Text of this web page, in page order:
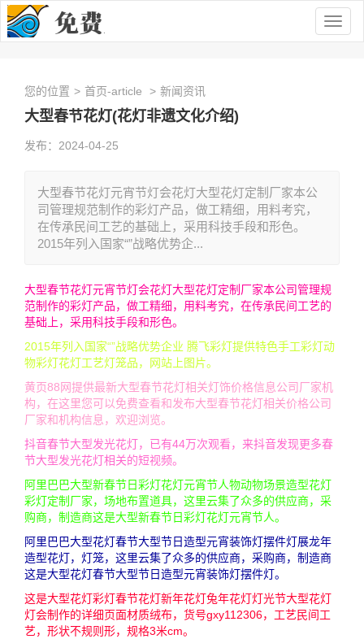
您的位置 > 首页-article > 新闻资讯
大型春节花灯(花灯非遗文化介绍)
发布：2024-04-25
大型春节花灯元宵节灯会花灯大型花灯定制厂家本公
司管理规范制作的彩灯产品，做工精细，用料考究，
在传承民间工艺的基础上，采用科技手段和形色。
2015年列入国家“”战略优势企...
大型春节花灯元宵节灯会花灯大型花灯定制厂家本公司管理规
范制作的彩灯产品，做工精细，用料考究，在传承民间工艺的
基础上，采用科技手段和形色。
2015年列入国家“”战略优势企业 腾飞彩灯提供特色手工彩灯动
物彩灯花灯工艺灯笼品，网站上图片。
黄页88网提供最新大型春节花灯相关灯饰价格信息公司厂家机
构，在这里您可以免费查看和发布大型春节花灯相关价格公司
厂家和机构信息，欢迎浏览。
抖音春节大型发光花灯，已有44万次观看，来抖音发现更多春
节大型发光花灯相关的短视频。
阿里巴巴大型新春节日彩灯花灯元宵节人物动物场景造型花灯
彩灯定制厂家，场地布置道具，这里云集了众多的供应商，采
购商，制造商这是大型新春节日彩灯花灯元宵节人。
阿里巴巴大型花灯春节大型节日造型元宵装饰灯摆件灯展龙年
造型花灯，灯笼，这里云集了众多的供应商，采购商，制造商
这是大型花灯春节大型节日造型元宵装饰灯摆件灯。
这是大型花灯彩灯春节花灯新年花灯兔年花灯灯光节大型花灯
灯会制作的详细页面材质绒布，货号gxy112306，工艺民间工
艺，形状不规则形，规格3米cm。